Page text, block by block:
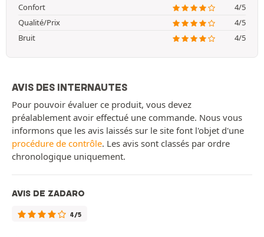
Confort
4/5
Qualité/Prix
4/5
Bruit
4/5
AVIS DES INTERNAUTES
Pour pouvoir évaluer ce produit, vous devez
préalablement avoir effectué une commande. Nous vous
informons que les avis laissés sur le site font l'objet d'une
procédure de contrôle. Les avis sont classés par ordre
chronologique uniquement.
AVIS DE ZADARO
4/5